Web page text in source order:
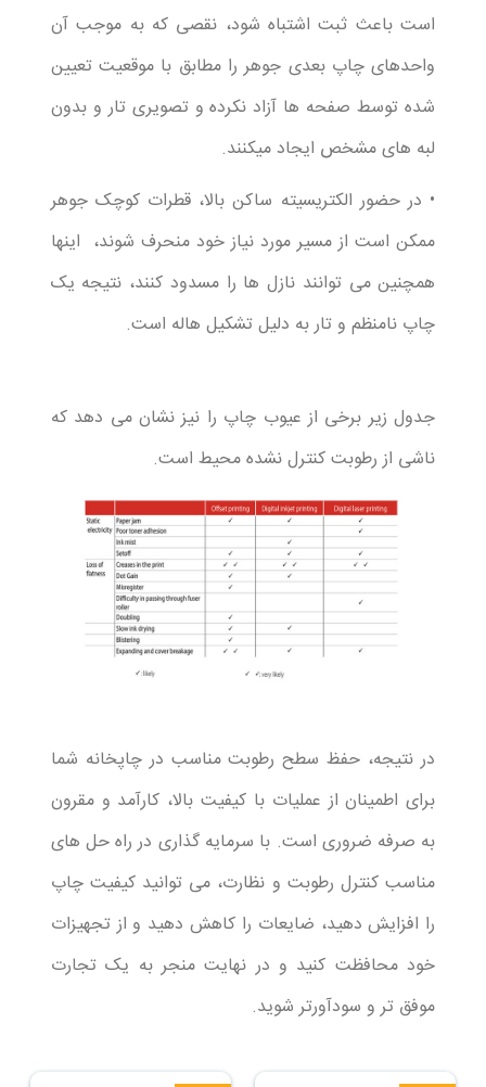
است باعث ثبت اشتباه شود، نقصی که به موجب آن
واحدهای چاپ بعدی جوهر را مطابق با موقعیت تعیین
شده توسط صفحه ها آزاد نکرده و تصویری تار و بدون
لبه های مشخص ایجاد میکنند.
• در حضور الکتریسیته ساکن بالا، قطرات کوچک جوهر
ممکن است از مسیر مورد نیاز خود منحرف شوند، اینها
همچنین می توانند نازل ها را مسدود کنند، نتیجه یک
چاپ نامنظم و تار به دلیل تشکیل هاله است.
جدول زیر برخی از عیوب چاپ را نیز نشان می دهد که
ناشی از رطوبت کنترل نشده محیط است.
در نتیجه، حفظ سطح رطوبت مناسب در چاپخانه شما
برای اطمینان از عملیات با کیفیت بالا، کارآمد و مقرون
به صرفه ضروری است. با سرمایه گذاری در راه حل های
مناسب کنترل رطوبت و نظارت، می توانید کیفیت چاپ
را افزایش دهید، ضایعات را کاهش دهید و از تجهیزات
خود محافظت کنید و در نهایت منجر به یک تجارت
موفق تر و سودآورتر شوید.